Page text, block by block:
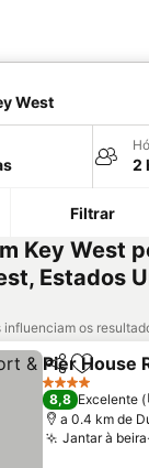
West
2
Filtrar
Key West
Estados
influenciam os
Partilhar
Pier House
4 Estrelas
8,8 Excelente
a 0.4 km de
Jantar à